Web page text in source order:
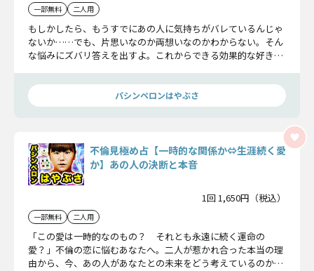
一部無料 二人用
もしかしたら、もうすでにあの人に気持ちがバレているんじゃ
ないか……でも、片思いなのか両想いなのかわからない。そん
な悩みにズバリ答えを出すよ。これからできる効果的な好きバ
を聞いていって！
パシンペロンはやぶさ
不倫見極め占【一時的な関係か⇔生涯続く愛
か】あの人の決断と本音
1回 1,650円（税込）
一部無料 二人用
「この愛は一時的なのもの？ それとも永遠に続く運命の
愛？」不倫の恋に悩むあなたへ。二人が惹かれ合った本当の理
由から、今、あの人があなたとの未来をどう考えているのかま